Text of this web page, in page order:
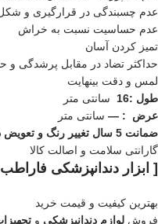
عدم چسبندگی در قرارگیری و
عدم حساسیت نسبت به خراش
تمیز کردن آسان
حداکثر تضاد در مقابل پرشدگی و
لمس و دقت بینهایت
طول :16
سانتی متر
عرض : — سانتی متر
ضمانت 5 سال تغییر رنگ و تعویض در صورت زنگ زدگی
گارانتی سلامت و اصالت کالا
[ ابزار دندانپزشکی
بهترین کیفیت و قیمت خرید
فروش لوازم دندانپزشکی و